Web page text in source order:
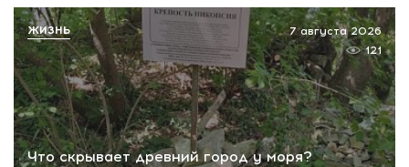
Что скрывает древний город у моря?
7 августа 2026
121
ЖИЗНЬ